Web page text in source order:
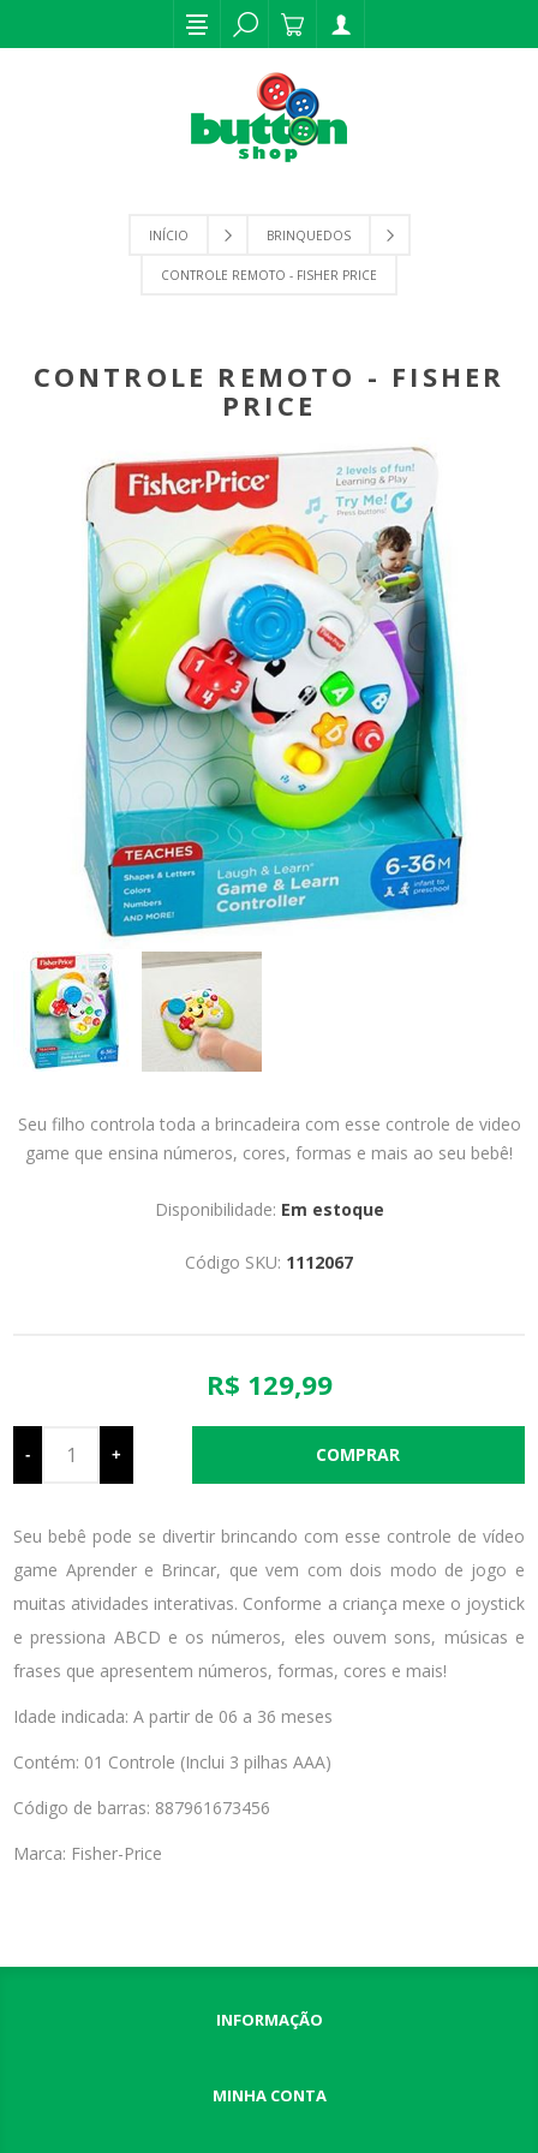
INÍCIO BRINQUEDOS
CONTROLE REMOTO - FISHER PRICE
CONTROLE REMOTO - FISHER
PRICE
Seu filho controla toda a brincadeira com esse controle de video
game que ensina números, cores, formas e mais ao seu bebê!
Disponibilidade: Em estoque
Código SKU: 1112067
R$ 129,99
- +
Seu bebê pode se divertir brincando com esse controle de vídeo
game Aprender e Brincar, que vem com dois modo de jogo e
muitas atividades interativas. Conforme a criança mexe o joystick
e pressiona ABCD e os números, eles ouvem sons, músicas e
frases que apresentem números, formas, cores e mais!
Idade indicada: A partir de 06 a 36 meses
Contém: 01 Controle (Inclui 3 pilhas AAA)
Código de barras: 887961673456
Marca: Fisher-Price
INFORMAÇÃO
MINHA CONTA